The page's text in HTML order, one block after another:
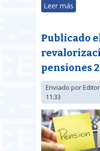
Leer más
Publicado
pensiones
Enviado por
11:33